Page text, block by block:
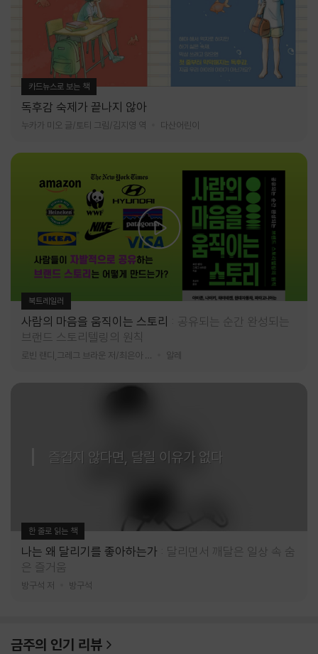
카드뉴스로 보는 책
독후감 숙제가 끝나지 않아
누카가 미오 글/토티 그림/김지영 역 다산어린이
북트레일러
사람의 마음을 움직이는 스토리
공유되는 순간 완성되는
브랜드 스토리텔링의 원칙
알레
즐겁지 않다면, 달릴 이유가 없다
한 줄로 읽는 책
나는 왜 달리기를 좋아하는가
달리면서 깨달은 일상 속 숨
은 즐거움
방구석 저 방구석
금주의 인기 리뷰